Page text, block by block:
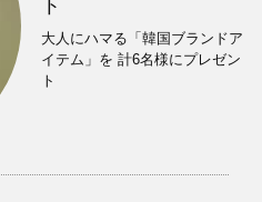
ト
大人にハマる「韓国ブランドア
イテム」を 計6名様にプレゼン
ト